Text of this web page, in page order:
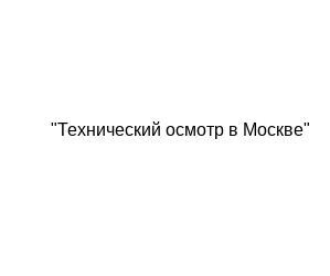
"Технический осмотр в Москве"